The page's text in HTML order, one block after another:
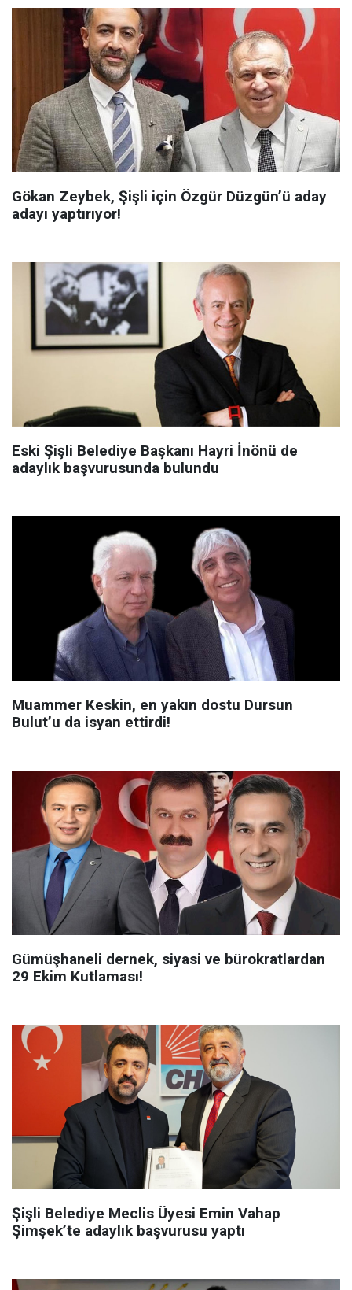
Gökan Zeybek, Şişli için Özgür Düzgün’ü aday
adayı yaptırıyor!
Eski Şişli Belediye Başkanı Hayri İnönü de
adaylık başvurusunda bulundu
Muammer Keskin, en yakın dostu Dursun
Bulut’u da isyan ettirdi!
Gümüşhaneli dernek, siyasi ve bürokratlardan
29 Ekim Kutlaması!
Şişli Belediye Meclis Üyesi Emin Vahap
Şimşek’te adaylık başvurusu yaptı